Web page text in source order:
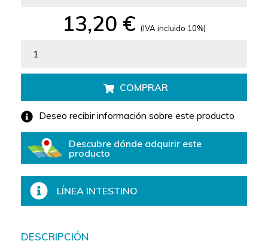
13,20 € (IVA incluido 10%)
COMPRAR
Deseo recibir información sobre este producto
Descubre dónde adquirir este
producto
LÍNEA INTESTINO
DESCRIPCIÓN